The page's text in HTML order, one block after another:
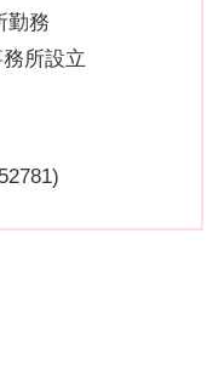
勤務
所設立